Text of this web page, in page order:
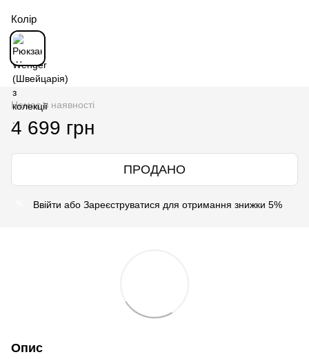
Колір
Немає в наявності
4 699 грн
ПРОДАНО
Ввійти або Зареєструватися для отримання знижки 5%
Опис